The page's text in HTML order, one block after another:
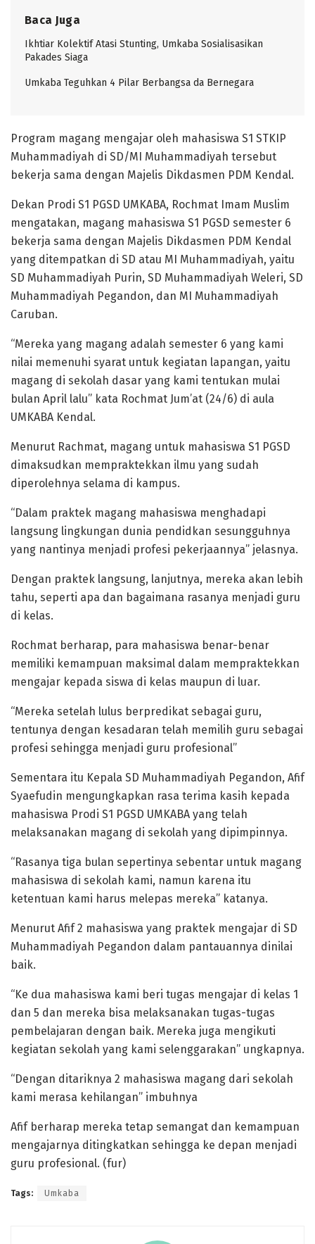
Baca Juga
Ikhtiar Kolektif Atasi Stunting, Umkaba Sosialisasikan
Pakades Siaga
Umkaba Teguhkan 4 Pilar Berbangsa da Bernegara
Program magang mengajar oleh mahasiswa S1 STKIP
Muhammadiyah di SD/MI Muhammadiyah tersebut
bekerja sama dengan Majelis Dikdasmen PDM Kendal.
Dekan Prodi S1 PGSD UMKABA, Rochmat Imam Muslim
mengatakan, magang mahasiswa S1 PGSD semester 6
bekerja sama dengan Majelis Dikdasmen PDM Kendal
yang ditempatkan di SD atau MI Muhammadiyah, yaitu
SD Muhammadiyah Purin, SD Muhammadiyah Weleri, SD
Muhammadiyah Pegandon, dan MI Muhammadiyah
Caruban.
“Mereka yang magang adalah semester 6 yang kami
nilai memenuhi syarat untuk kegiatan lapangan, yaitu
magang di sekolah dasar yang kami tentukan mulai
bulan April lalu” kata Rochmat Jum’at (24/6) di aula
UMKABA Kendal.
Menurut Rachmat, magang untuk mahasiswa S1 PGSD
dimaksudkan mempraktekkan ilmu yang sudah
diperolehnya selama di kampus.
“Dalam praktek magang mahasiswa menghadapi
langsung lingkungan dunia pendidkan sesungguhnya
yang nantinya menjadi profesi pekerjaannya” jelasnya.
Dengan praktek langsung, lanjutnya, mereka akan lebih
tahu, seperti apa dan bagaimana rasanya menjadi guru
di kelas.
Rochmat berharap, para mahasiswa benar-benar
memiliki kemampuan maksimal dalam mempraktekkan
mengajar kepada siswa di kelas maupun di luar.
“Mereka setelah lulus berpredikat sebagai guru,
tentunya dengan kesadaran telah memilih guru sebagai
profesi sehingga menjadi guru profesional”
Sementara itu Kepala SD Muhammadiyah Pegandon, Afif
Syaefudin mengungkapkan rasa terima kasih kepada
mahasiswa Prodi S1 PGSD UMKABA yang telah
melaksanakan magang di sekolah yang dipimpinnya.
“Rasanya tiga bulan sepertinya sebentar untuk magang
mahasiswa di sekolah kami, namun karena itu
ketentuan kami harus melepas mereka” katanya.
Menurut Afif 2 mahasiswa yang praktek mengajar di SD
Muhammadiyah Pegandon dalam pantauannya dinilai
baik.
“Ke dua mahasiswa kami beri tugas mengajar di kelas 1
dan 5 dan mereka bisa melaksanakan tugas-tugas
pembelajaran dengan baik. Mereka juga mengikuti
kegiatan sekolah yang kami selenggarakan” ungkapnya.
“Dengan ditariknya 2 mahasiswa magang dari sekolah
kami merasa kehilangan” imbuhnya
Afif berharap mereka tetap semangat dan kemampuan
mengajarnya ditingkatkan sehingga ke depan menjadi
guru profesional. (fur)
Tags: Umkaba